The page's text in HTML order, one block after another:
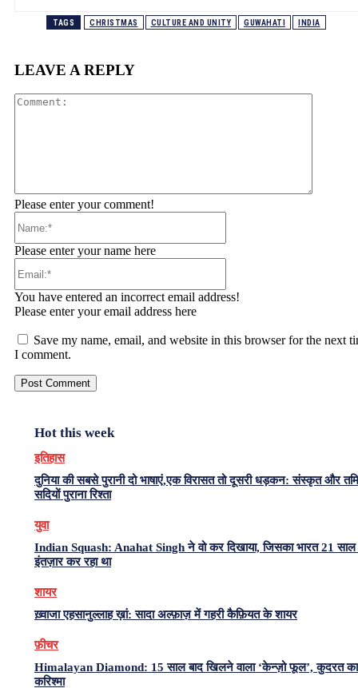
TAGS CHRISTMAS CULTURE AND UNITY GUWAHATI INDIA
LEAVE A REPLY
Please enter your comment!
Please enter your name here
You have entered an incorrect email address!
Please enter your email address here
Save my name, email, and website in this browser for the next
I comment.
Hot this week
इतिहास
दुनिया की सबसे पुरानी दो भाषाएं,एक विरासत तो दूसरी धड़कन: संस्कृत और
सदियों पुराना रिश्ता
युवा
Indian Squash: Anahat Singh ने वो कर दिखाया, जिसका भारत 21
इंतज़ार कर रहा था
शायर
ख़्वाजा एहसानुल्लाह ख़ां: सादा अल्फ़ाज़ में गहरी कैफ़ियत के शायर
फ़ीचर
Himalayan Diamond: 15 साल बाद खिलने वाला ‘केन्ज़ो फूल’, कुदरत
करिश्मा